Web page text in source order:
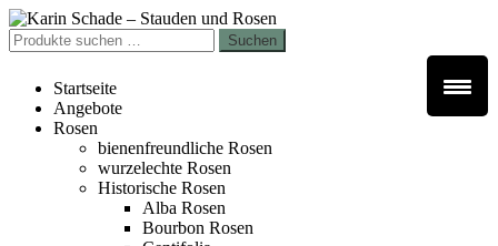
Zur
Navigation
springen
Zum
Inhalt
springen
Suchen
nach:
Suchen
Startseite
Angebote
Rosen
bienenfreundliche Rosen
wurzelechte Rosen
Historische Rosen
Alba Rosen
Bourbon Rosen